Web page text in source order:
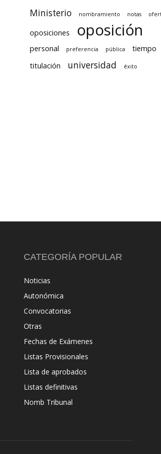
Ministerio nombramiento notas
oposiciones oposición
personal preferencia pública tiempo
titulación universidad éxito
CATEGORÍA POPULAR
Noticias
Autonómica
Convocatorias
Otras
Fechas de Exámenes
Listas Provisionales
Lista de aprobados
Listas definitivas
Nomb Tribunal